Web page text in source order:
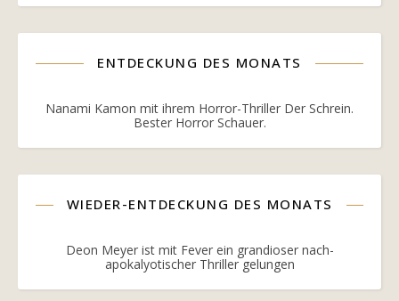
ENTDECKUNG DES MONATS
Nanami Kamon mit ihrem Horror-Thriller Der Schrein.
Bester Horror Schauer.
WIEDER-ENTDECKUNG DES MONATS
Deon Meyer ist mit Fever ein grandioser nach-
apokalyotischer Thriller gelungen